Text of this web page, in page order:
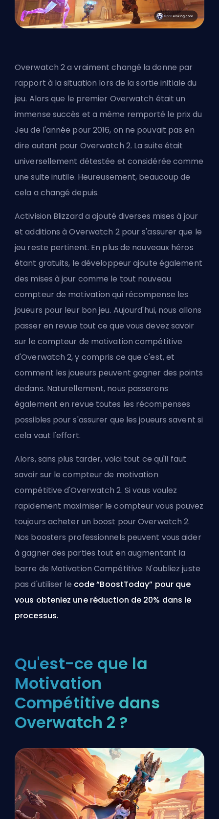
Overwatch 2 a vraiment changé la donne par
rapport à la situation lors de la sortie initiale du
jeu. Alors que le premier Overwatch était un
immense succès et a même remporté le prix du
Jeu de l'année pour 2016, on ne pouvait pas en
dire autant pour Overwatch 2. La suite était
universellement détestée et considérée comme
une suite inutile. Heureusement, beaucoup de
cela a changé depuis.
Activision Blizzard a ajouté diverses mises à jour
et additions à Overwatch 2 pour s'assurer que le
jeu reste pertinent. En plus de nouveaux héros
étant gratuits, le développeur ajoute également
des mises à jour comme le tout nouveau
compteur de motivation qui récompense les
joueurs pour leur bon jeu. Aujourd'hui, nous allons
passer en revue tout ce que vous devez savoir
sur le compteur de motivation compétitive
d'Overwatch 2, y compris ce que c'est, et
comment les joueurs peuvent gagner des points
dedans. Naturellement, nous passerons
également en revue toutes les récompenses
possibles pour s'assurer que les joueurs savent si
cela vaut l'effort.
Alors, sans plus tarder, voici tout ce qu'il faut
savoir sur le compteur de motivation
compétitive d'Overwatch 2. Si vous voulez
rapidement maximiser le compteur vous pouvez
toujours acheter un boost pour Overwatch 2.
Nos boosters professionnels peuvent vous aider
à gagner des parties tout en augmentant la
barre de Motivation Compétitive. N'oubliez juste
pas d'utiliser le code “BoostToday” pour que
vous obteniez une réduction de 20% dans le
processus.
Qu'est-ce que la
Motivation
Compétitive dans
Overwatch 2 ?